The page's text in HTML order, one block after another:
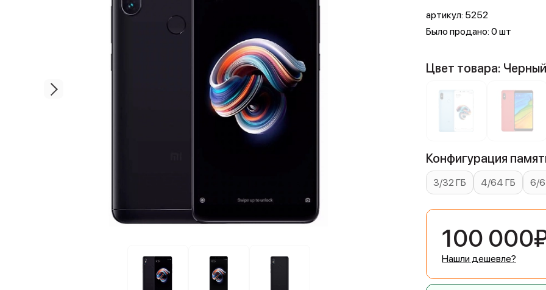
артикул: 5252
Было продано: 0 шт
Цвет товара: Черный
Конфигурация
3/32 ГБ 4/64 ГБ 6/
100
Нашли дешевле?